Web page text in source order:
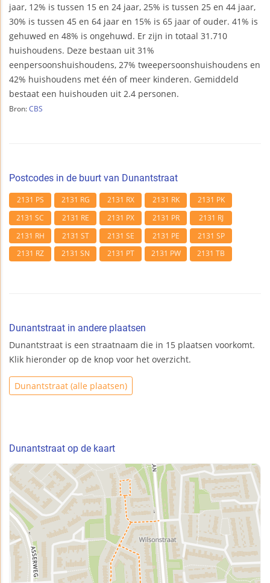
jaar, 12% is tussen 15 en 24 jaar, 25% is tussen 25 en 44 jaar,
30% is tussen 45 en 64 jaar en 15% is 65 jaar of ouder. 41% is
gehuwed en 48% is ongehuwd. Er zijn in totaal 31.710
huishoudens. Deze bestaan uit 31%
eenpersoonshuishoudens, 27% tweepersoonshuishoudens en
42% huishoudens met één of meer kinderen. Gemiddeld
bestaat een huishouden uit 2.4 personen.
Bron: CBS
Postcodes in de buurt van Dunantstraat
2131 PS 2131 RG 2131 RX 2131 RK
2131 PK
2131 SC
2131 RE 2131 PX 2131 PR
2131 RJ
2131 RH
2131 ST 2131 SE 2131 PE
2131 SP
2131 RZ
2131 SN 2131 PT 2131 PW 2131 TB
Dunantstraat in andere plaatsen
Dunantstraat is een straatnaam die in 15 plaatsen voorkomt.
Klik hieronder op de knop voor het overzicht.
Dunantstraat (alle plaatsen)
Dunantstraat op de kaart